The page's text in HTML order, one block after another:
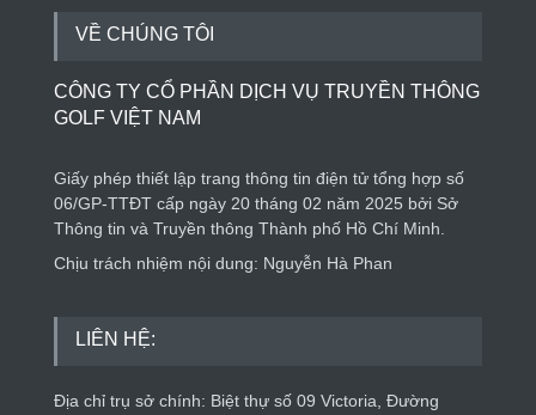
VỀ CHÚNG TÔI
CÔNG TY CỔ PHẦN DỊCH VỤ TRUYỀN THÔNG
GOLF VIỆT NAM
Giấy phép thiết lập trang thông tin điện tử tổng hợp số
06/GP-TTĐT cấp ngày 20 tháng 02 năm 2025 bởi Sở
Thông tin và Truyền thông Thành phố Hồ Chí Minh.
Chịu trách nhiệm nội dung: Nguyễn Hà Phan
LIÊN HỆ:
Địa chỉ trụ sở chính: Biệt thự số 09 Victoria, Đường